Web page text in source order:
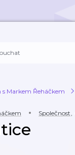
Markem Řeháčkem
Společnost,